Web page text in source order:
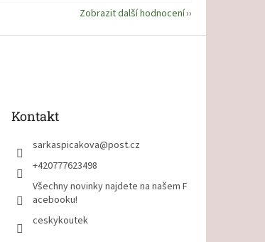
Zobrazit další hodnocení
Kontakt
sarkaspicakova@post.cz
+420777623498
Všechny novinky najdete na našem F
acebooku!
ceskykoutek